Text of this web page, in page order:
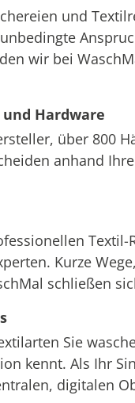
und
wir bei
Hardware
über 800
anhand
Textil-
Kurze
schließen
Sie
kennt. Als Ihr
digitalen